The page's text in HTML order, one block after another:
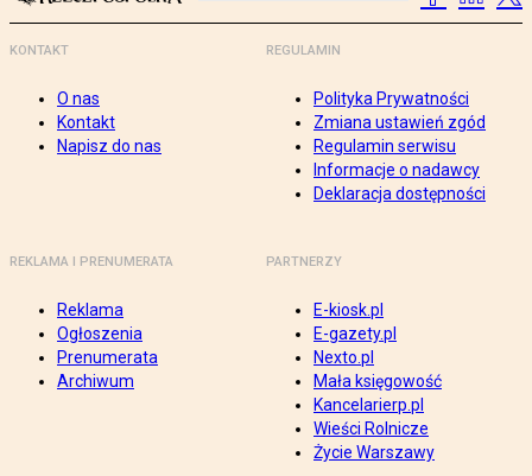
KONTAKT
O nas
Kontakt
Napisz do nas
REGULAMIN
Polityka Prywatności
Zmiana ustawień zgód
Regulamin serwisu
Informacje o nadawcy
Deklaracja dostępności
REKLAMA I PRENUMERATA
Reklama
Ogłoszenia
Prenumerata
Archiwum
PARTNERZY
E-kiosk.pl
E-gazety.pl
Nexto.pl
Mała księgowość
Kancelarierp.pl
Wieści Rolnicze
Życie Warszawy